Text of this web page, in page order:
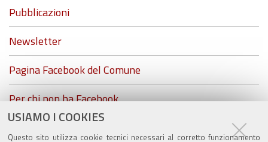
USIAMO I COOKIES
Questo sito utilizza cookie tecnici necessari al corretto funzionamento
Pubblicazioni
Newsletter
Pagina Facebook del Comune
Per chi non ha Facebook...
ZolaGram - il canale Telegram del Comune di Zola